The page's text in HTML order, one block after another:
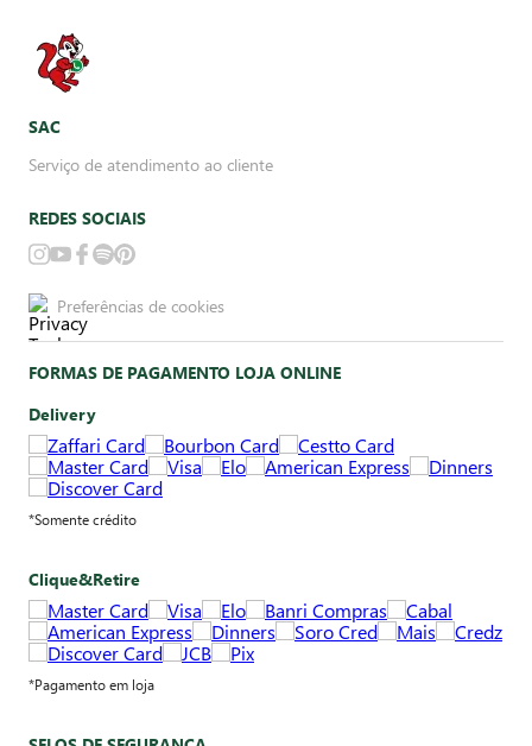
SAC
Serviço de atendimento ao cliente
REDES SOCIAIS
Preferências de cookies
FORMAS DE PAGAMENTO LOJA ONLINE
Delivery
*Somente crédito
Clique&Retire
*Pagamento em loja